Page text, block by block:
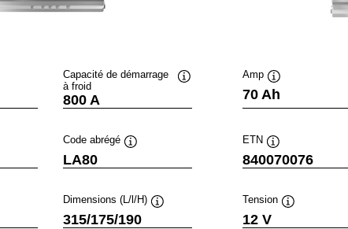
Capacité de démarrage
à froid
800 A
Code abrégé
LA80
Dimensions (L/l/H)
315/175/190
Amp
Infobulle
70 Ah
ETN
Infobulle
840070076
Tension
12 V